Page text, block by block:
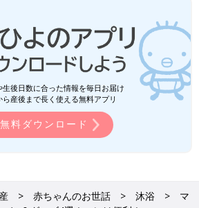
生後日数に合った情報を毎日お届け
ら産後まで長く使える無料アプリ
無料ダウンロード
赤ちゃんのお世話 沐浴
マ